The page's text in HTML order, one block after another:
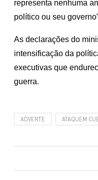
representa nenhuma
político ou seu
As declarações do
intensificação da
executivas que
guerra.
ADVERTE ATAQUEM